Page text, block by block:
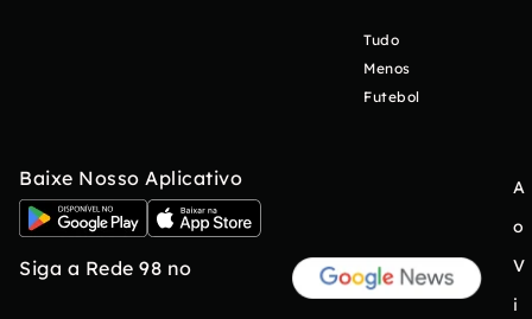
Tudo
Menos
Futebol
Baixe Nosso Aplicativo
Siga a Rede 98 no
A
o
V
i